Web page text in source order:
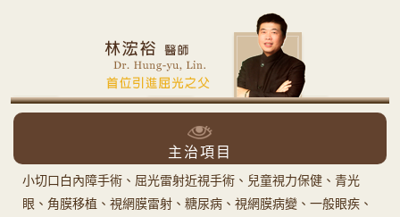
主治項目
小切口白內障手術、屈光雷射近視手術、兒童視力保健、青光
眼、角膜移植、視網膜雷射、糖尿病、視網膜病變、一般眼疾、